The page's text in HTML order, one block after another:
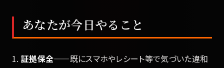
あなたが今日やること
1. 証拠保全——既にスマホやレシート等で気づいた違和